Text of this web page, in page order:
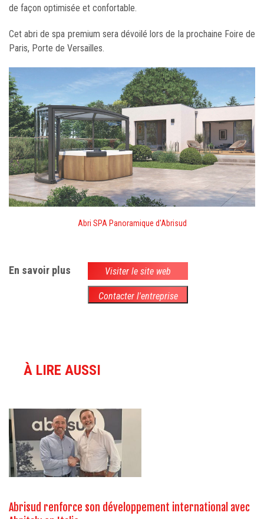
de façon optimisée et confortable.
Cet abri de spa premium sera dévoilé lors de la prochaine Foire de
Paris, Porte de Versailles.
Abri SPA Panoramique d'Abrisud
En savoir plus Visiter le site web
Contacter l'entreprise
À LIRE AUSSI
Abrisud renforce son développement international avec